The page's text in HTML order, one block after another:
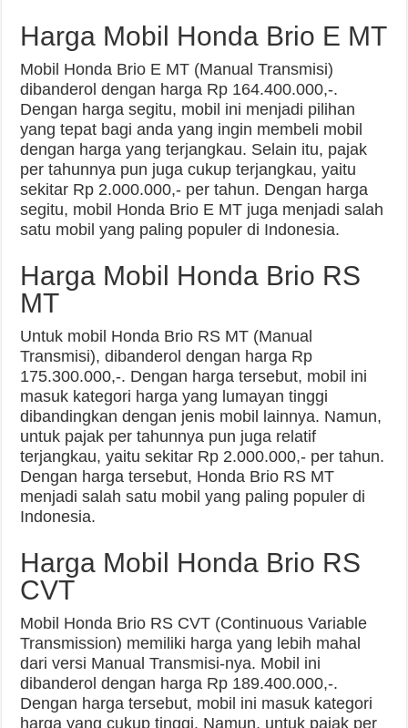
Harga Mobil Honda Brio E MT
Mobil Honda Brio E MT (Manual Transmisi)
dibanderol dengan harga Rp 164.400.000,-.
Dengan harga segitu, mobil ini menjadi pilihan
yang tepat bagi anda yang ingin membeli mobil
dengan harga yang terjangkau. Selain itu, pajak
per tahunnya pun juga cukup terjangkau, yaitu
sekitar Rp 2.000.000,- per tahun. Dengan harga
segitu, mobil Honda Brio E MT juga menjadi salah
satu mobil yang paling populer di Indonesia.
Harga Mobil Honda Brio RS
MT
Untuk mobil Honda Brio RS MT (Manual
Transmisi), dibanderol dengan harga Rp
175.300.000,-. Dengan harga tersebut, mobil ini
masuk kategori harga yang lumayan tinggi
dibandingkan dengan jenis mobil lainnya. Namun,
untuk pajak per tahunnya pun juga relatif
terjangkau, yaitu sekitar Rp 2.000.000,- per tahun.
Dengan harga tersebut, Honda Brio RS MT
menjadi salah satu mobil yang paling populer di
Indonesia.
Harga Mobil Honda Brio RS
CVT
Mobil Honda Brio RS CVT (Continuous Variable
Transmission) memiliki harga yang lebih mahal
dari versi Manual Transmisi-nya. Mobil ini
dibanderol dengan harga Rp 189.400.000,-.
Dengan harga tersebut, mobil ini masuk kategori
harga yang cukup tinggi. Namun, untuk pajak per